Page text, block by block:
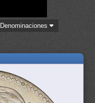
Denominaciones